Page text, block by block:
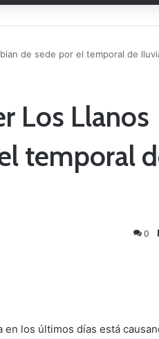
de sede por el temporal de
Los Llanos
temporal
0
los últimos días está